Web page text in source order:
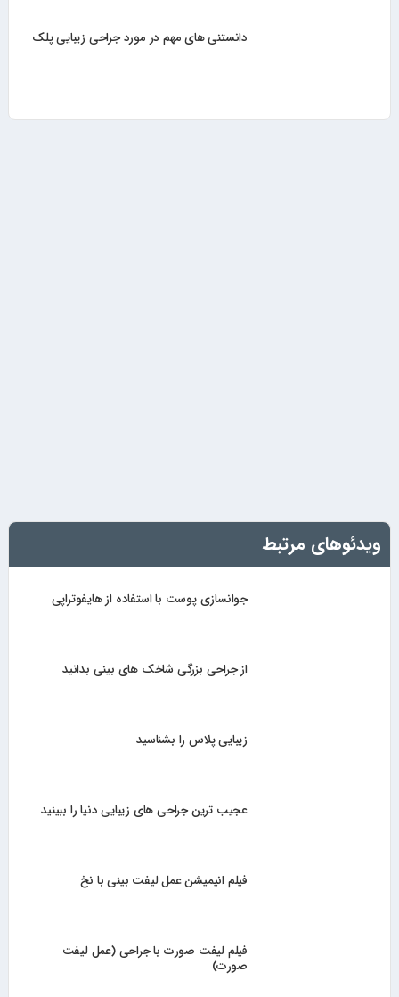
دانستنی های مهم در مورد جراحی زیبایی پلک
ویدئوهای مرتبط
جوانسازی پوست با استفاده از هایفوتراپی
از جراحی بزرگی شاخک های بینی بدانید
زیبایی پلاس را بشناسید
عجیب ترین جراحی های زیبایی دنیا را ببینید
فیلم انیمیشن عمل لیفت بینی با نخ
فیلم لیفت صورت با جراحی (عمل لیفت
صورت)